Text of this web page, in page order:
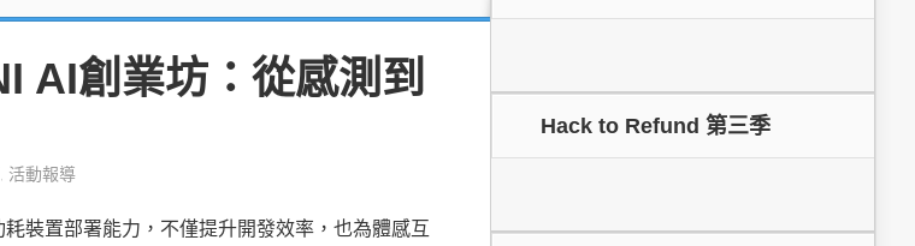
器人的關鍵
AI創業坊：從感測到
活動報導
裝置部署能力，不僅提升開發效率，也為體感互
Hack to Refund 第三季